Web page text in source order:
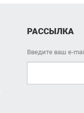
РАССЫЛКА
Введите ваш e-mail